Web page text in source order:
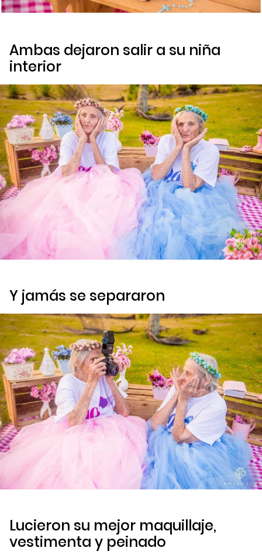
Ambas dejaron salir a su niña
interior
Y jamás se separaron
Lucieron su mejor maquillaje,
vestimenta y peinado